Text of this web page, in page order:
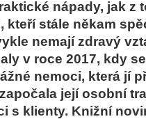
nápady, jak z
kteří stále někam
nemají zdravý
v roce 2017, kdy
nemoci, která jí
její osobní
s klienty. Knižní